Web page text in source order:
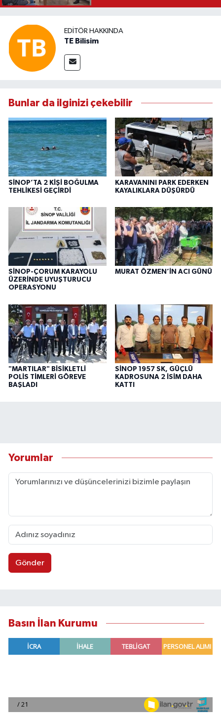
EDITÖR HAKKINDA
TE Bilisim
Bunlar da ilginizi çekebilir
SİNOP’TA 2 KİŞİ BOĞULMA
TEHLİKESİ GEÇİRDİ
KARAVANINI PARK EDERKEN
KAYALIKLARA DÜŞÜRDÜ
SİNOP-ÇORUM KARAYOLU
ÜZERİNDE UYUŞTURUCU
OPERASYONU
MURAT ÖZMEN’İN ACI GÜNÜ
"MARTILAR" BİSİKLETLİ
POLİS TİMLERİ GÖREVE
BAŞLADI
SİNOP 1957 SK, GÜÇLÜ
KADROSUNA 2 İSİM DAHA
KATTI
Yorumlar
Gönder
Basın İlan Kurumu